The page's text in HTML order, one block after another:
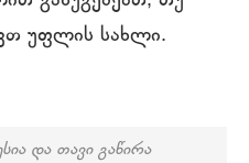
უფლის სახლი.
და თავი გაწირა